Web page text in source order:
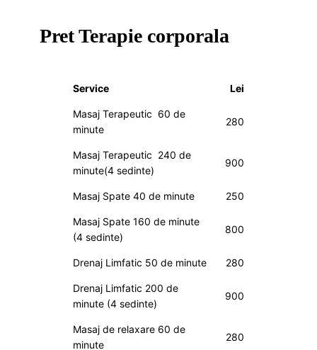
Pret Terapie corporala
Service Lei
Masaj Terapeutic 60 de
minute
280
Masaj Terapeutic 240 de
minute(4 sedinte)
900
Masaj Spate 40 de minute 250
Masaj Spate 160 de minute
(4 sedinte)
800
Drenaj Limfatic 50 de minute 280
Drenaj Limfatic 200 de
minute (4 sedinte)
900
Masaj de relaxare 60 de
minute
280